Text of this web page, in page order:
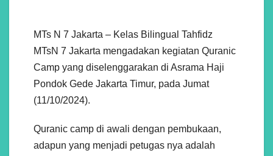
MTs N 7 Jakarta – Kelas Bilingual Tahfidz
MTsN 7 Jakarta mengadakan kegiatan Quranic
Camp yang diselenggarakan di Asrama Haji
Pondok Gede Jakarta Timur, pada Jumat
(11/10/2024).
Quranic camp di awali dengan pembukaan,
adapun yang menjadi petugas nya adalah